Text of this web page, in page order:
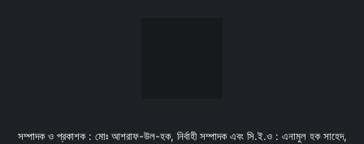
সম্পাদক ও প্রকাশক : মোঃ আশরাফ-উল-হক, নির্বাহী সম্পাদক এবং সি.ই.ও : এনামুল হক সাহেদ,